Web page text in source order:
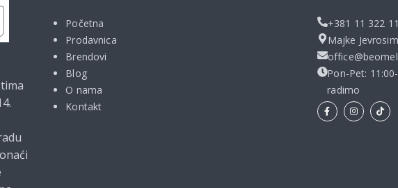
Početna
Prodavnica
Brendovi
Blog
O nama
Kontakt
+381 11 322
Majke
Pon-Pet:
radimo